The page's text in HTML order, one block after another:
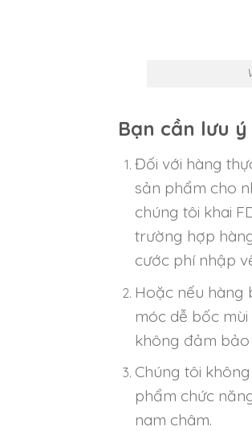
Bạn cần lưu
Đối với hàng
sản phẩm cho
chúng tôi khai
trường hợp
cước phí nhập
Hoặc nếu hàng
móc dễ bốc
không đảm
Chúng tôi
phẩm chức
nam châm.